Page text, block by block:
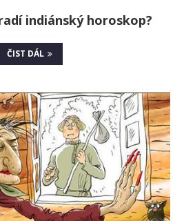
indiánský horoskop?
ČIST DÁL